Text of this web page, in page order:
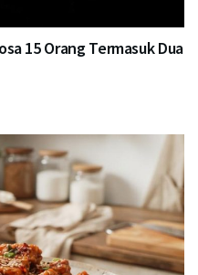
15 Orang Termasuk Dua